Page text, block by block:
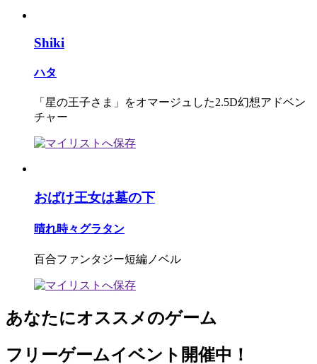
Shiki
ハタ
「星の王子さま」をオマージュした2.5D幻想アドベン
チャー
おばけ王女は墓の下
晴れ時々グラタン
百合ファンタジー短編ノベル
あなたにオススメのゲーム
フリーゲームイベント開催中！